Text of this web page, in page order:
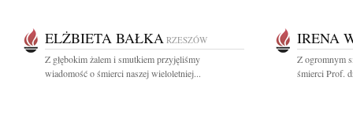
ELŻBIETA BAŁKA RZESZÓW
Z głębokim żalem i smutkiem przyjęliśmy
wiadomość o śmierci naszej wieloletniej...
IRENA
Z ogromnym
śmierci Prof.